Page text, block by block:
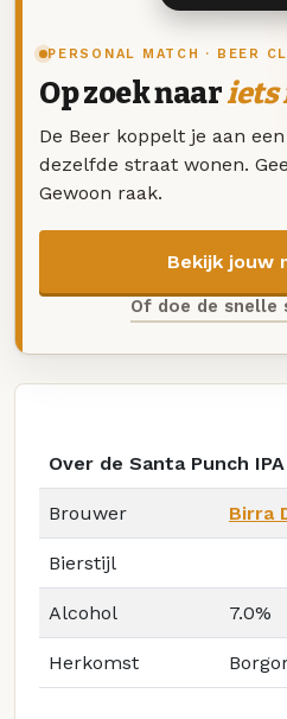
PERSONAL MATCH · BEER
Op zoek naariets
De Beer koppelt je aan
dezelfde straat wonen.
Gewoon raak.
Bekijk jouw
Of doe de
Over de Santa Punch IPA
Brouwer Birra
Bierstijl
Alcohol 7.0%
Herkomst